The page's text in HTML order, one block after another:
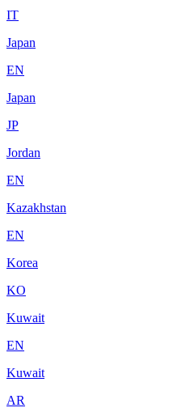
IT
Japan
EN
Japan
JP
Jordan
EN
Kazakhstan
EN
Korea
KO
Kuwait
EN
Kuwait
AR